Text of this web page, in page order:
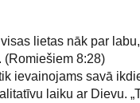
lietas nāk par
(Romiešiem 8:28)
ievainojams savā
laiku ar Dievu.